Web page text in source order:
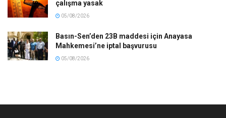
çalışma yasak
05/08/2026
Basın-Sen’den 23B maddesi için Anayasa
Mahkemesi’ne iptal başvurusu
05/08/2026